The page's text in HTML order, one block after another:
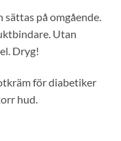
på omgående.
Utan
Dryg!
för diabetiker
hud.